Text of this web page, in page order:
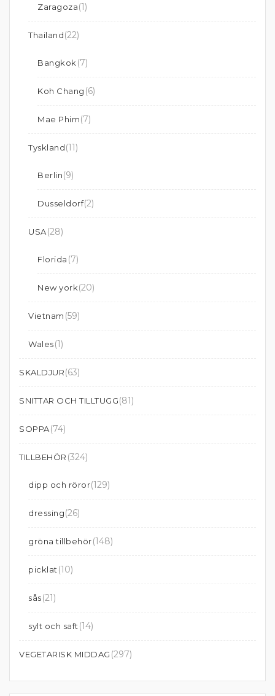
Zaragoza(1)
Thailand(22)
Bangkok (7)
Koh Chang (6)
Mae Phim(7)
Tyskland(11)
Berlin(9)
Dusseldorf(2)
USA(28)
Florida (7)
New york(20)
Vietnam (59)
Wales(1)
SKALDJUR(63)
SNITTAR OCH TILLTUGG(81)
SOPPA(74)
TILLBEHÖR (324)
dipp och röror(129)
dressing(26)
gröna tillbehör(148)
picklat (10)
sås(21)
sylt och saft (14)
VEGETARISK MIDDAG (297)